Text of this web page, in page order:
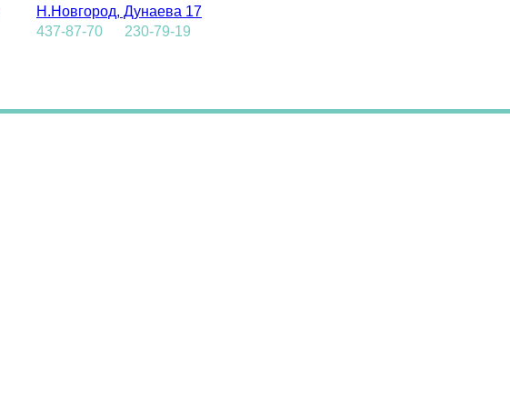
Н.Новгород, Дунаева 17
437-87-70
230-79-19